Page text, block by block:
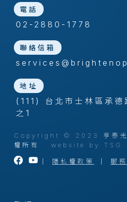
電話
02-2880-1778
聯絡信箱
地址
(111) 台北市士林區承
之1
Copyright © 2023 亨泰光
權所有 website by TSG
隱私權政策 服